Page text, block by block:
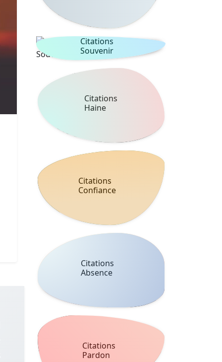
Citations
Souvenir
Citations
Haine
Citations
Confiance
Citations
Absence
Citations
Pardon